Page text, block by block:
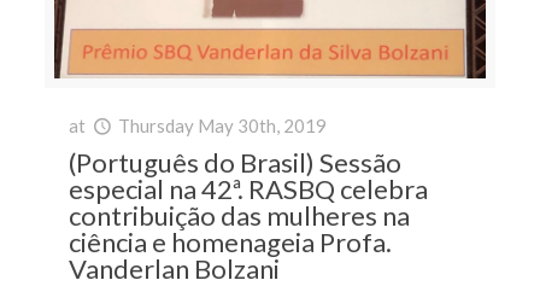
at Thursday May 30th, 2019
(Português do Brasil) Sessão
especial na 42ª. RASBQ celebra
contribuição das mulheres na
ciência e homenageia Profa.
Vanderlan Bolzani